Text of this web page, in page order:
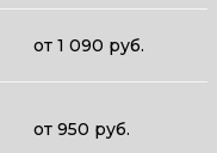
от 1 090 руб.
от 950 руб.